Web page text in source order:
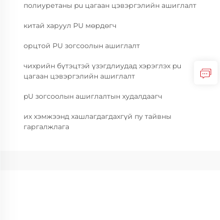
полиуретаны pu цагаан цэвэргэлийн ашиглалт
китай харуул PU мөрдөгч
орцтой PU зогсоолын ашиглалт
чихрийн бүтэцтэй үзэгдлиудад хэрэглэх pu
цагаан цэвэргэлийн ашиглалт
pU зогсоолын ашиглалтын худалдаагч
их хэмжээнд хашлагдагдахгүй пу тайвны
гаргалжлага